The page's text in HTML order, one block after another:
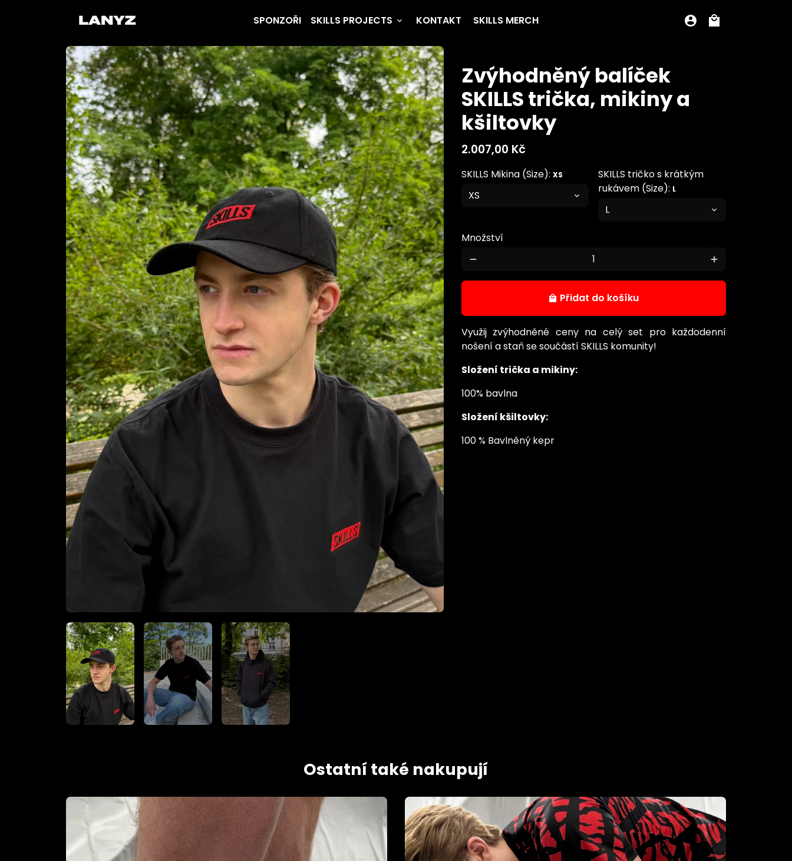
SPONZOŘI SKILLS PROJECTS keyboard_arrow_down KONTAKT SKILLS MERCH account_circle local_mall
Zvýhodněný balíček
SKILLS trička, mikiny a
kšiltovky
2.007,00 Kč
SKILLS Mikina (Size): XS
SKILLS tričko s krátkým
rukávem (Size): L
Množství
remove add
local_mall Přidat do košíku
Využij zvýhodněné ceny na celý set pro každodenní
nošení a staň se součástí SKILLS komunity!
Složení trička a mikiny:
100% bavlna
Složení kšiltovky:
100 % Bavlněný kepr
Ostatní také nakupují